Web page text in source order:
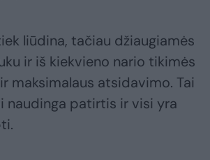
liūdina, tačiau džiaugiamės
ir iš kiekvieno nario tikimės
maksimalaus atsidavimo. Tai
naudinga patirtis ir visi yra